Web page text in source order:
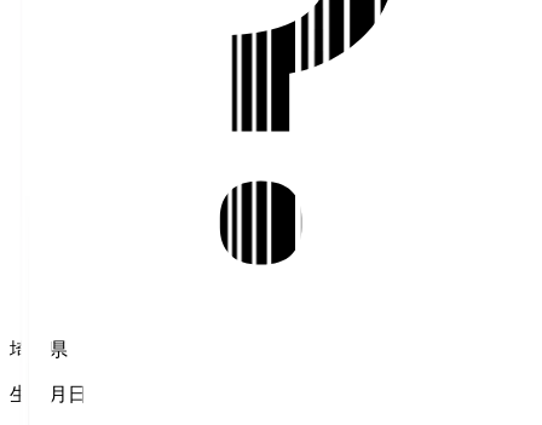
埼玉県
生年月日